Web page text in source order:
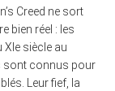
Creed ne sort
bien réel : les
siècle au
sont connus pour
Leur fief, la